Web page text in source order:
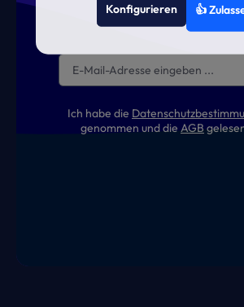
Ich habe die
genommen und die AGB
Konfigurieren 👍